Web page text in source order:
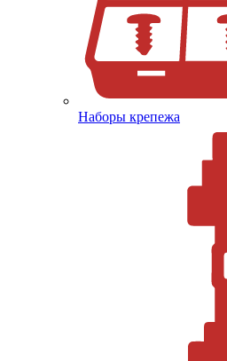
Наборы крепежа